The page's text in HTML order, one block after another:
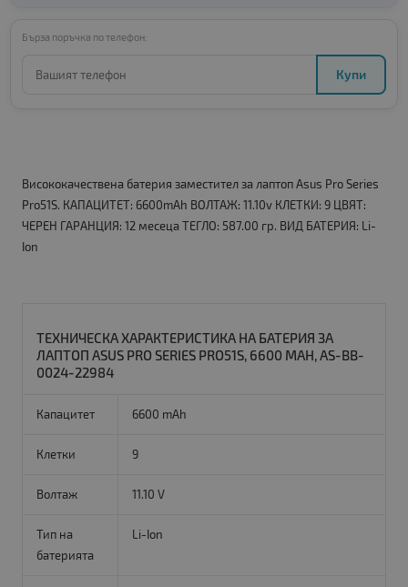
Бърза поръчка по телефон:
Купи
Висококачествена батерия заместител за лаптоп Asus Pro Series
Pro51S. КАПАЦИТЕТ: 6600mAh ВОЛТАЖ: 11.10v КЛЕТКИ: 9 ЦВЯТ:
ЧЕРЕН ГАРАНЦИЯ: 12 месеца ТЕГЛО: 587.00 гр. ВИД БАТЕРИЯ: Li-
Ion
ТЕХНИЧЕСКА ХАРАКТЕРИСТИКА НА БАТЕРИЯ ЗА
ЛАПТОП ASUS PRO SERIES PRO51S, 6600 MAH, AS-BB-
0024-22984
Капацитет 6600 mAh
Клетки 9
Волтаж 11.10 V
Тип на
батерията
Li-Ion